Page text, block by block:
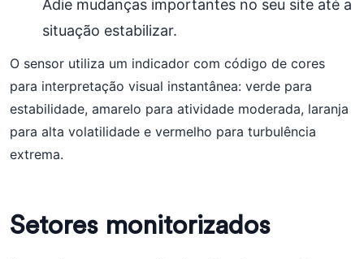
Adie mudanças importantes no seu site até a
situação estabilizar.
O sensor utiliza um indicador com código de cores
para interpretação visual instantânea: verde para
estabilidade, amarelo para atividade moderada, laranja
para alta volatilidade e vermelho para turbulência
extrema.
Setores monitorizados